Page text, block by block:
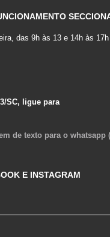
das 9h às 13 e 14h às 17h
SC, ligue para
de texto para o whatsapp
E INSTAGRAM